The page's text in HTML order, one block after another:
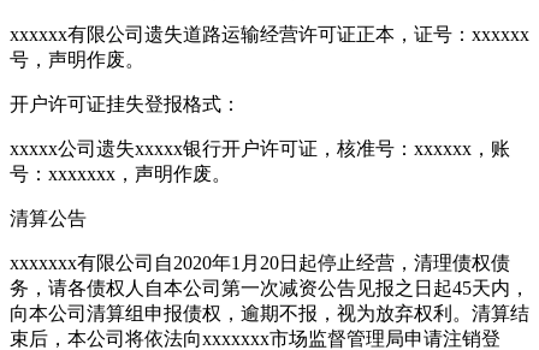
xxxxxx有限公司遗失道路运输经营许可证正本，证号：xxxxxx
号，声明作废。
开户许可证挂失登报格式：
xxxxx公司遗失xxxxx银行开户许可证，核准号：xxxxxx，账
号：xxxxxxx，声明作废。
清算公告
xxxxxxx有限公司自2020年1月20日起停止经营，清理债权债
务，请各债权人自本公司第一次减资公告见报之日起45天内，
向本公司清算组申报债权，逾期不报，视为放弃权利。清算结
束后，本公司将依法向xxxxxxx市场监督管理局申请注销登